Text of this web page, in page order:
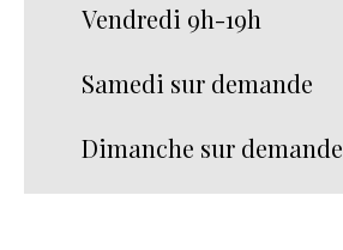
Vendredi 9h-19h
Samedi sur demande
Dimanche sur demande